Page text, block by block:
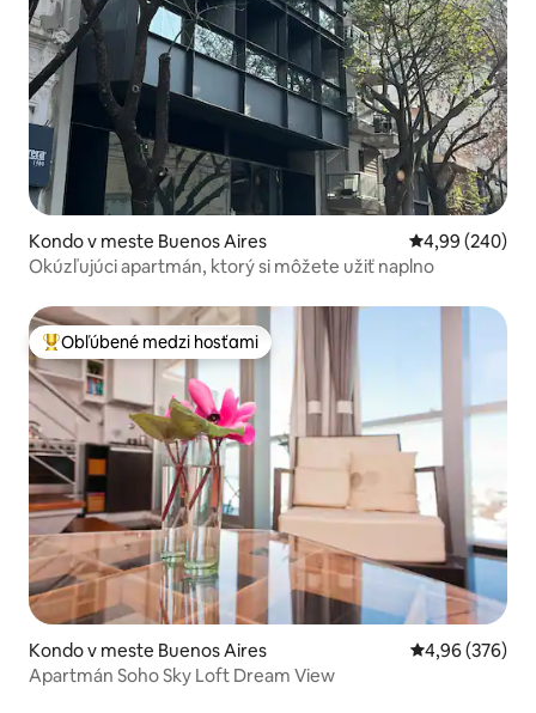
Kondo v meste Buenos Aires Priemerné
4,99 (240)
Okúzľujúci apartmán, ktorý si môžete užiť naplno
Najobľúbenejšie medzi hosťami
Obľúbené medzi hosťami
Kondo v meste Buenos Aires Priemerné
4,96 (376)
Apartmán Soho Sky Loft Dream View